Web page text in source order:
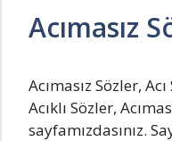
Acımasız
Acımasız Sözler,
Acıklı Sözler,
sayfamızdasınız.